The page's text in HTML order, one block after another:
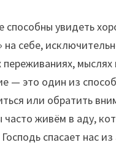
способны увидеть
на себе,
переживаниях, мыслях
— это один из
или обратить
часто живём в аду,
спасает нас из